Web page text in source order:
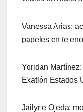
Vanessa Arias:
papeles en
Yoridan
Exatlón Estados
Jailyne Ojeda: